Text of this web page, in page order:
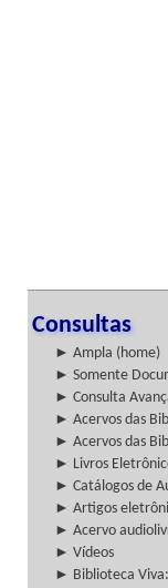
Consultas
► Ampla (home)
► Somente
► Consulta
► Acervos das
► Acervos das
► Livros
► Catálogos de
► Artigos
► Acervo
► Vídeos
► Biblioteca